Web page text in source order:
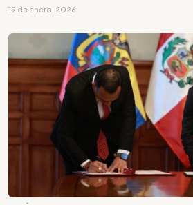
19 de enero, 2026